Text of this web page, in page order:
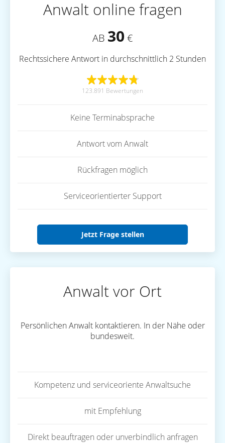
Anwalt online fragen
AB 30 €
Rechtssichere Antwort in durchschnittlich 2 Stunden
123.891 Bewertungen
Keine Terminabsprache
Antwort vom Anwalt
Rückfragen möglich
Serviceorientierter Support
Jetzt Frage stellen
Anwalt vor Ort
Persönlichen Anwalt kontaktieren. In der Nähe oder
bundesweit.
Kompetenz und serviceoriente Anwaltsuche
mit Empfehlung
Direkt beauftragen oder unverbindlich anfragen